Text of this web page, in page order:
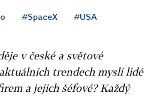
#SpaceX #USA
v české a světové
trendech myslí lidé
a jejich šéfové? Každý